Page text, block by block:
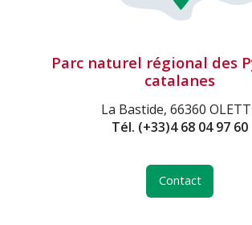
Parc naturel régional des
catalanes
La Bastide, 66360
Tél. (+33)4 68 04 97 60
Contact